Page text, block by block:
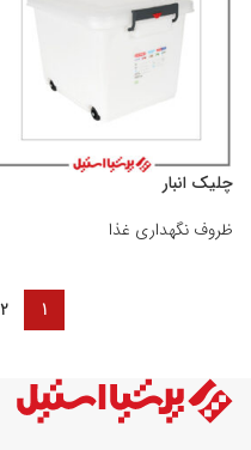
چلیک انبار
ظروف نگهداری غذا
1
2